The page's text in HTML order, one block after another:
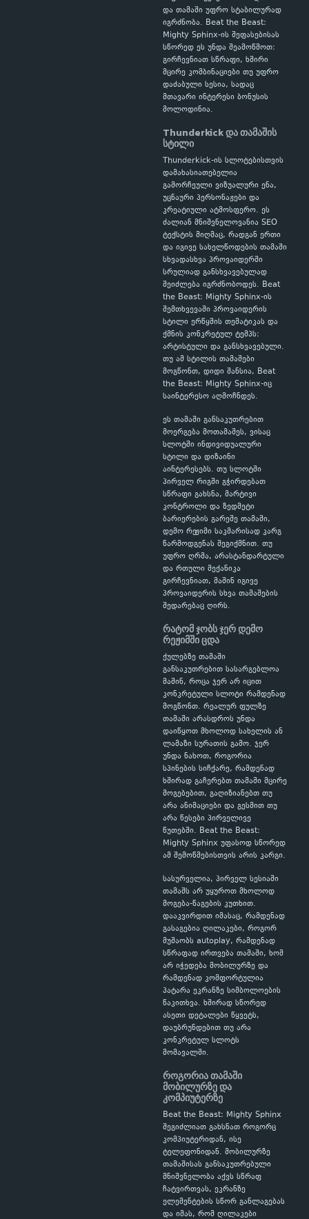
და თამაში უფრო სტაბილურად
იგრძნობა. Beat the Beast:
Mighty Sphinx-ის შეფასებისას
სწორედ ეს უნდა შეამოწმოთ:
გირჩევნიათ სწრაფი, ხშირი
მცირე კომბინაციები თუ უფრო
დაძაბული სესია, სადაც
მთავარი ინტერესი ბონუსის
მოლოდინია.
Thunderkick და თამაშის
სტილი
Thunderkick-ის სლოტებისთვის
დამახასიათებელია
გამორჩეული ვიზუალური ენა,
უცნაური პერსონაჟები და
კრეატიული ატმოსფერო. ეს
ძალიან მნიშვნელოვანია SEO
ტექსტის მიღმაც, რადგან ერთი
და იგივე სახელწოდების თამაში
სხვადასხვა პროვაიდერში
სრულიად განსხვავებულად
შეიძლება იგრძნობოდეს. Beat
the Beast: Mighty Sphinx-ის
შემთხვევაში პროვაიდერის
სტილი ერწყმის თემატიკას და
ქმნის კონკრეტულ ტემპს:
არტისტული და განსხვავებული.
თუ ამ სტილის თამაშები
მოგწონთ, დიდი შანსია, Beat
the Beast: Mighty Sphinx-იც
საინტერესო აღმოჩნდეს.
ეს თამაში განსაკუთრებით
მოერგება მოთამაშეს, ვისაც
სლოტში ინდივიდუალური
სტილი და დიზაინი
აინტერესებს. თუ სლოტში
პირველ რიგში გჭირდებათ
სწრაფი გახსნა, მარტივი
კონტროლი და ზედმეტი
ბარიერების გარეშე თამაში,
დემო რეჟიმი საკმარისად კარგ
წარმოდგენას შეგიქმნით. თუ
უფრო ღრმა, არასტანდარტული
და რთული მექანიკა
გირჩევნიათ, მაშინ იგივე
პროვაიდერის სხვა თამაშების
შედარებაც ღირს.
რატომ ჯობს ჯერ დემო
რეჟიმში ცდა
ქულებზე თამაში
განსაკუთრებით სასარგებლოა
მაშინ, როცა ჯერ არ იცით
კონკრეტული სლოტი რამდენად
მოგწონთ. რეალურ ფულზე
თამაში არასდროს უნდა
დაიწყოთ მხოლოდ სახელის ან
ლამაზი სურათის გამო. ჯერ
უნდა ნახოთ, როგორია
სპინების სიჩქარე, რამდენად
ხშირად გაჩერებთ თამაში მცირე
მოგებებით, გაღიზიანებთ თუ
არა ანიმაციები და გესმით თუ
არა წესები პირველივე
წუთებში. Beat the Beast:
Mighty Sphinx უფასოდ სწორედ
ამ შემოწმებისთვის არის კარგი.
სასურველია, პირველ სესიაში
თამაშს არ უყუროთ მხოლოდ
მოგება-წაგების კუთხით.
დააკვირდით იმასაც, რამდენად
გასაგებია ღილაკები, როგორ
მუშაობს autoplay, რამდენად
სწრაფად ირთვება თამაში, ხომ
არ იჭედება მობილურზე და
რამდენად კომფორტულია
პატარა ეკრანზე სიმბოლოების
წაკითხვა. ხშირად სწორედ
ასეთი დეტალები წყვეტს,
დაუბრუნდებით თუ არა
კონკრეტულ სლოტს
მომავალში.
როგორია თამაში
მობილურზე და
კომპიუტერზე
Beat the Beast: Mighty Sphinx
შეგიძლიათ გახსნათ როგორც
კომპიუტერიდან, ისე
ტელეფონიდან. მობილურზე
თამაშისას განსაკუთრებული
მნიშვნელობა აქვს სწრაფ
ჩატვირთვას, ეკრანზე
ელემენტების სწორ განლაგებას
და იმას, რომ ღილაკები